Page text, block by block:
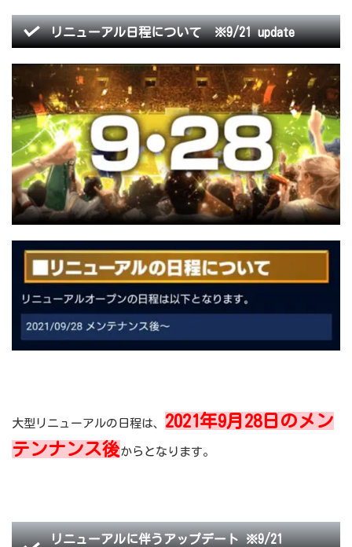
リニューアル日程について ※9/21 update
大型リニューアルの日程は、 2021年9月28日のメン
テンナンス後からとなります。
リニューアルに伴うアップデート ※9/21